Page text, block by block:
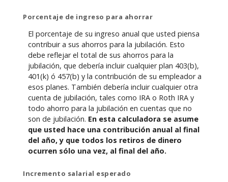
Porcentaje de ingreso para ahorrar
El porcentaje de su ingreso anual que usted piensa
contribuir a sus ahorros para la jubilación. Esto
debe reflejar el total de sus ahorros para la
jubilación, que debería incluir cualquier plan 403(b),
401(k) ó 457(b) y la contribución de su empleador a
esos planes. También debería incluir cualquier otra
cuenta de jubilación, tales como IRA o Roth IRA y
todo ahorro para la jubilación en cuentas que no
son de jubilación. En esta calculadora se asume
que usted hace una contribución anual al final
del año, y que todos los retiros de dinero
ocurren sólo una vez, al final del año.
Incremento salarial esperado